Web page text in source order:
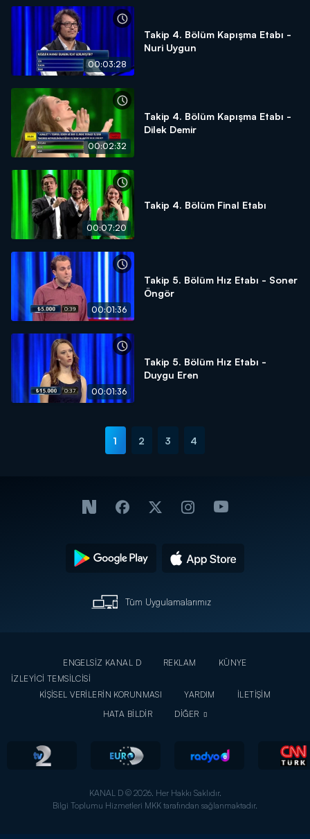
00:03:28
Takip 4. Bölüm Kapışma Etabı -
Nuri Uygun
00:02:32
Takip 4. Bölüm Kapışma Etabı -
Dilek Demir
00:07:20
Takip 4. Bölüm Final Etabı
00:01:36
Takip 5. Bölüm Hız Etabı - Soner
Öngör
00:01:36
Takip 5. Bölüm Hız Etabı -
Duygu Eren
1 2 3 4
Tüm Uygulamalarımız
ENGELSİZ KANAL D REKLAM
KÜNYE
İZLEYİCİ TEMSİLCİSİ
KİŞİSEL VERİLERİN KORUNMASI
YARDIM
İLETİŞİM
HATA BİLDİR
DİĞER
KANAL D © 2026. Her Hakkı Saklıdır.
Bilgi Toplumu Hizmetleri MKK tarafından sağlanmaktadır.